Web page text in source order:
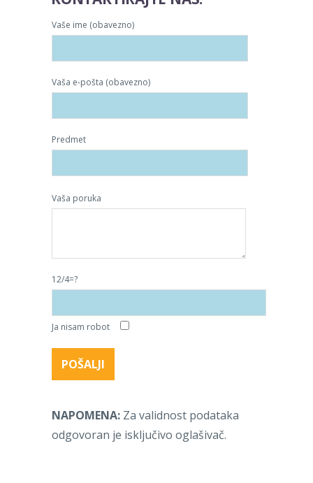
Vaše ime (obavezno)
Vaša e-pošta (obavezno)
Predmet
Vaša poruka
12/4=?
Ja nisam robot
NAPOMENA: Za validnost podataka
odgovoran je isključivo oglašivač.